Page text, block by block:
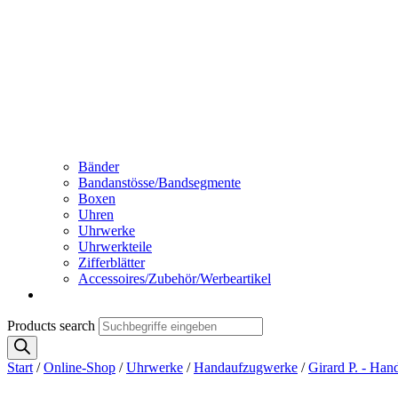
Bänder
Bandanstösse/Bandsegmente
Boxen
Uhren
Uhrwerke
Uhrwerkteile
Zifferblätter
Accessoires/Zubehör/Werbeartikel
Products search
Start /Online-Shop /Uhrwerke /Handaufzugwerke /Girard P. -